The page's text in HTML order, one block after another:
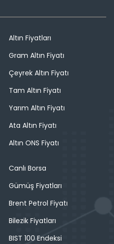
Altın Fiyatları
Gram Altın Fiyatı
Çeyrek Altın Fiyatı
Tam Altın Fiyatı
Yarım Altın Fiyatı
Ata Altın Fiyatı
Altın ONS Fiyatı
Canlı Borsa
Gümüş Fiyatları
Brent Petrol Fiyatı
Bilezik Fiyatları
BIST 100 Endeksi